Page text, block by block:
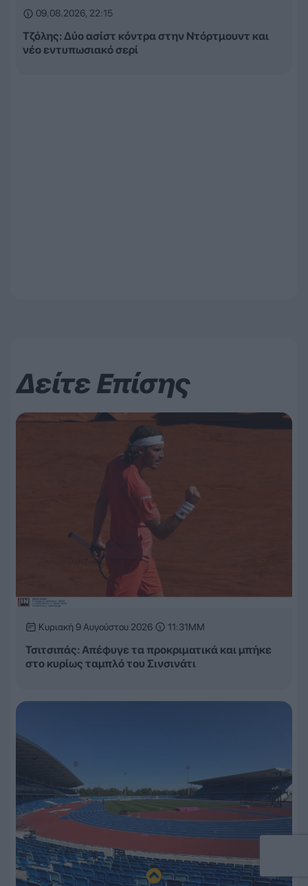
09.08.2026, 22:15
Τζόλης: Δύο ασίστ κόντρα στην Ντόρτμουντ και
νέο εντυπωσιακό σερί
Δείτε Επίσης
Κυριακή 9 Αυγούστου 2026 11:31ΜΜ
Τσιτσιπάς: Απέφυγε τα προκριματικά και μπήκε
στο κυρίως ταμπλό του Σινσινάτι